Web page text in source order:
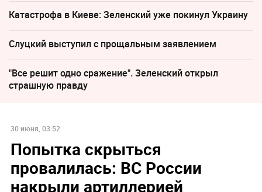
Катастрофа в Киеве: Зеленский уже покинул Украину
Слуцкий выступил с прощальным заявлением
"Все решит одно сражение". Зеленский открыл
страшную правду
30 июня, 03:52
Попытка скрыться
провалилась: ВС России
накрыли артиллерией